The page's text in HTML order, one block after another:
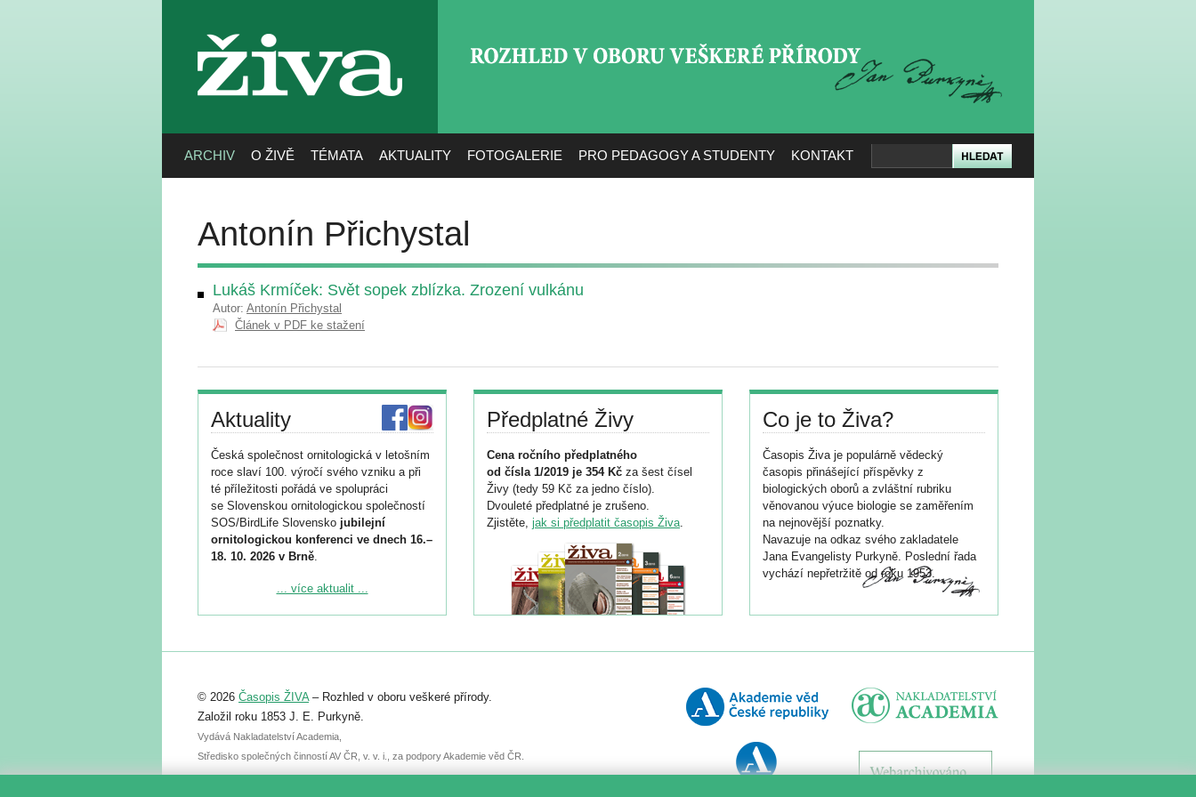
živa
ARCHIV O ŽIVĚ TÉMATA AKTUALITY FOTOGALERIE PRO PEDAGOGY A STUDENTY KONTAKT
Antonín Přichystal
Lukáš Krmíček: Svět sopek zblízka. Zrození vulkánu
Autor: Antonín Přichystal
Článek v PDF ke stažení
Aktuality
Česká společnost ornitologická v letošním
roce slaví 100. výročí svého vzniku a při
té příležitosti pořádá ve spolupráci
se Slovenskou ornitologickou společností
SOS/BirdLife Slovensko jubilejní
ornitologickou konferenci ve dnech 16.–
18. 10. 2026 v Brně.
Podrobnější informace ke konferenci
Registrovat se můžete do 6. září.
abstraktu přihlášené přednášky nebo
posteru je už 30. června.
... více aktualit ...
Předplatné Živy
Cena ročního předplatného
od čísla 1/2019 je 354 Kč za šest čísel
Živy (tedy 59 Kč za jedno číslo).
Dvouleté předplatné je zrušeno.
Zjistěte, jak si předplatit časopis Živa.
Co je to Živa?
Časopis Živa je populárně vědecký
časopis přinášející příspěvky z
biologických oborů a zvláštní rubriku
věnovanou výuce biologie se zaměřením
na nejnovější poznatky.
Navazuje na odkaz svého zakladatele
Jana Evangelisty Purkyně. Poslední řada
vychází nepřetržitě od roku 1953.
© 2026 Časopis ŽIVA– Rozhled v oboru veškeré přírody.
Založil roku 1853 J. E. Purkyně.
Vydává Nakladatelství Academia,
Středisko společných činností AV ČR, v. v. i., za podpory Akademie věd ČR.